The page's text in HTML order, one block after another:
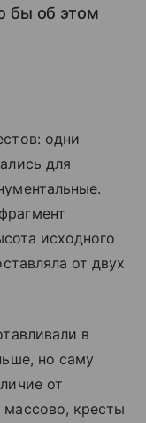
бы об этом
одни
для
исходного
от двух
в
но саму
от
кресты